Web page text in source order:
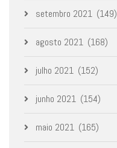
setembro 2021 (149)
agosto 2021 (168)
julho 2021 (152)
junho 2021 (154)
maio 2021 (165)